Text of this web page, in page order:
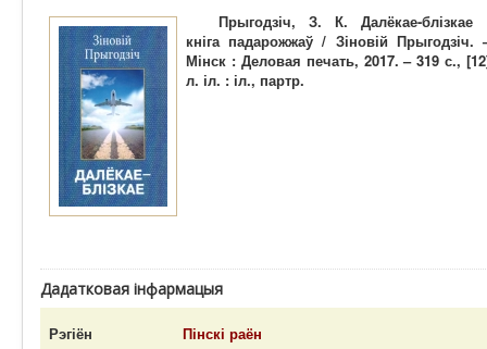
Прыгодзіч, З. К. Далёкае-блізкае
кніга падарожжаў / Зіновій Прыгодзіч.
Мінск : Деловая печать, 2017. – 319 с.,
л. іл. : іл., партр.
Дадатковая інфармацыя
Рэгіён Пінскі раён